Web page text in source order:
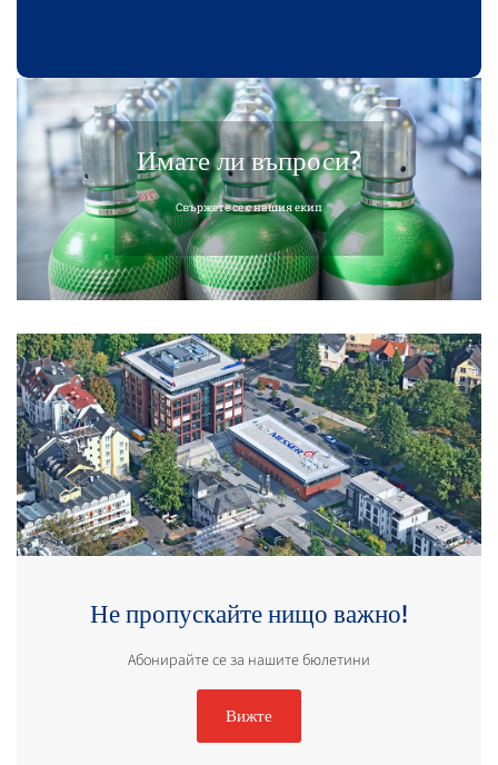
Имате ли въпроси?
Свържете се с нашия екип
Не пропускайте нищо важно!
Абонирайте се за нашите бюлетини
Вижте